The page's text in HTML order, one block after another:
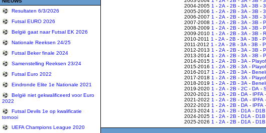
Resultaten 6/3/2026
Futsal EURO 2026
België gaat naar Futsal EK 2026
Nationale Reeksen 24/25
Futsal Beker finale 2024
Samenstelling Reeksen 23/24
Futsal Euro 2022
Eindronde Elite 1e Nationale 2021
België niet gekwalificeerd voor Euro
2022
Futsal Devils 1e op kwalificatie
tornooi
UEFA Champions League 2020
2004-2005 1 - 2A - 2B - 3A - 3B -
2005-2006 1 - 2A - 2B - 3A - 3B -
2006-2007 1 - 2A - 2B - 3A - 3B -
2007-2008 1 - 2A - 2B - 3A - 3B -
2008-2009 1 - 2A - 2B - 3A - 3B -
2009-2010 1 - 2A - 2B - 3A - 3B -
2010-2011 1 - 2A - 2B - 3A - 3B -
2011-2012 1 - 2A - 2B - 3A - 3B -
2012-2013 1 - 2A - 2B - 3A - 3B -
2013-2014 1 - 2A - 2B - 3A - 3B -
2014-2015 1 - 2A - 2B - 3A -
2015-2016 1 - 2A - 2B - 3A -
2016-2017 1 - 2A - 2B - 3A -
2017-2018 1 - 2A - 2B - 3A -
2018-2019 1 - 2A - 2B - 3A -
2019-2020 1 - 2A - 2B - 2C - DA -
2020-2021 1 - 2A - 2B - DA - IPFA -
2021-2022 1 - 2A - 2B - DA - IPFA -
2022-2023 1 - 2A - 2B - DA - IPFA -
2023-2024 1 - 2A - 2B - D1A - D1B
2024-2025 1 - 2A - 2B - D1A - D1B
2025-2026 1 - 2A - 2B - D1A - D1B